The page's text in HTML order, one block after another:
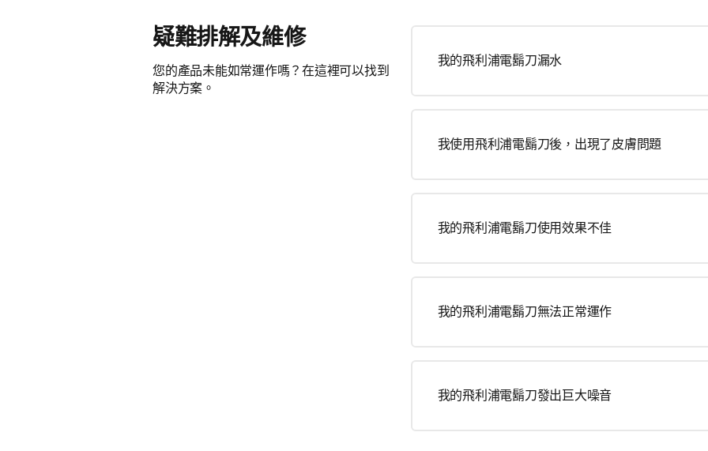
疑難排解及維修
您的產品未能如常運作嗎？在這裡可以找到
解決方案。
我的飛利浦電鬍刀漏水
我使用飛利浦電鬍刀後，出現了皮膚問題
我的飛利浦電鬍刀使用效果不佳
我的飛利浦電鬍刀無法正常運作
我的飛利浦電鬍刀發出巨大噪音